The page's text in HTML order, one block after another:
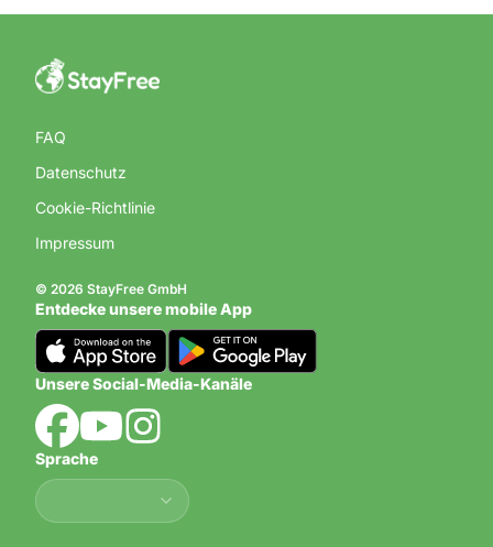
FAQ
Datenschutz
Cookie-Richtlinie
Impressum
© 2026 StayFree GmbH
Entdecke unsere mobile App
Unsere Social-Media-Kanäle
Sprache
Sprache